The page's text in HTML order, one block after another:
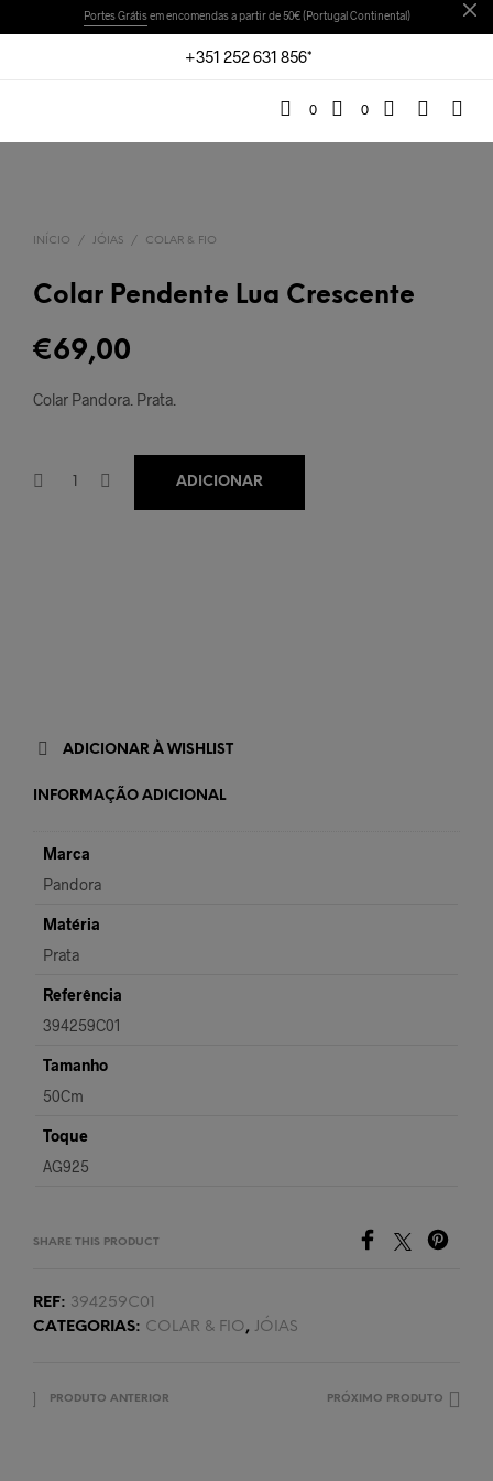
Portes Grátisem encomendas a partir de 50€ (Portugal Continental)
+351 252 631 856*
0 0
INÍCIO / JÓIAS / COLAR & FIO
Colar Pendente Lua Crescente
€69,00
Colar Pandora. Prata.
ADICIONAR
ADICIONAR À WISHLIST
INFORMAÇÃO ADICIONAL
Marca
Pandora
Matéria
Prata
Referência
394259C01
Tamanho
50Cm
Toque
AG925
SHARE THIS PRODUCT
REF: 394259C01
CATEGORIAS: COLAR & FIO, JÓIAS
PRODUTO ANTERIOR PRÓXIMO PRODUTO